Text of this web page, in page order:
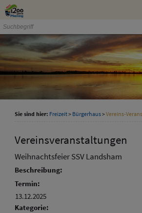
Zum Inhalt
Sie sind hier: Freizeit> Bürgerhaus>Vereins-
Vereinsveranstaltungen
Weihnachtsfeier SSV Landsham
Beschreibung:
Termin:
13.12.2025
Kategorie:
schließen